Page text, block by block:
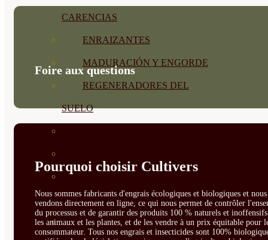
CARENCIAS
ENRAIZANTES
MADURACIÓN Y ENGORDE
REGENERADORES DEL
SUELO
PLANTAS
PLANTAS INTERIOR
Foire aux questions
Pourquoi choisir Cultivers
Nous sommes fabricants d'engrais écologiques et biologiques et nous
vendons directement en ligne, ce qui nous permet de contrôler
du processus et de garantir des produits 100 % naturels et
les animaux et les plantes, et de les vendre à un prix équitable pour
consommateur. Tous nos engrais et insecticides sont 100%